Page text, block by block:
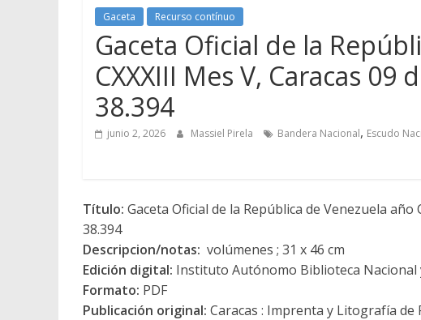
Gaceta Recurso contínuo
Gaceta Oficial de la
CXXXIII Mes V, Caracas 09
38.394
junio 2, 2026 Massiel Pirela Bandera Nacional, Escudo
Título: Gaceta Oficial de la República de Venezuela año
38.394
Descripcion/notas: volúmenes ; 31 x 46 cm
Edición digital: Instituto Autónomo Biblioteca Nacional
Formato: PDF
Publicación original: Caracas : Imprenta y Litografía de